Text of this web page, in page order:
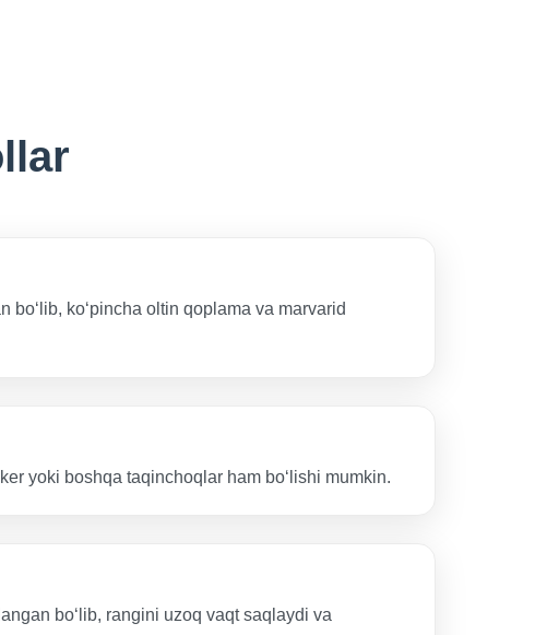
koʻpincha oltin qoplama va marvarid
yoki boshqa taqinchoqlar ham boʻlishi mumkin.
boʻlib, rangini uzoq vaqt saqlaydi va